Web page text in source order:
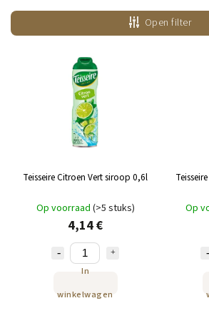
Duurste
Bestsellers
Alfabetisch
Open filter
Teisseire Citroen Vert siroop 0,6l
Op voorraad (>5 stuks)
4,14 €
In
winkelwagen
Op